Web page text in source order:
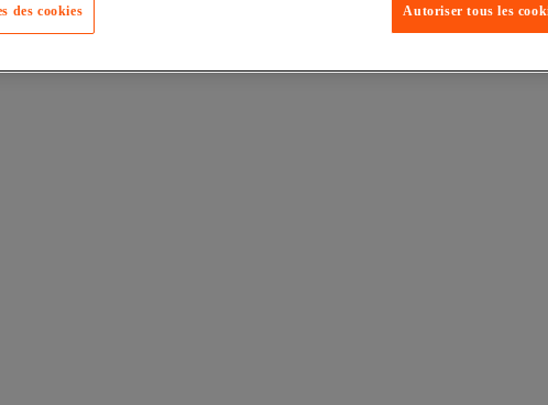
Autoriser tous les
des cookies